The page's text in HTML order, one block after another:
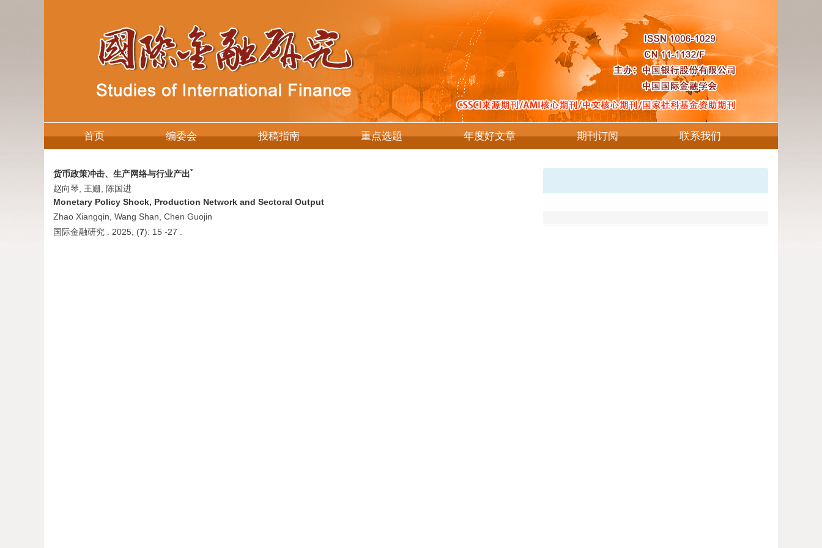
首页 编委会 投稿指南 重点选题 年度好文章 期刊订阅 联系我们
货币政策冲击、生产网络与行业产出*
赵向琴, 王姗, 陈国进
Monetary Policy Shock, Production Network and Sectoral Output
Zhao Xiangqin, Wang Shan, Chen Guojin
国际金融研究 . 2025, (7): 15 -27 .